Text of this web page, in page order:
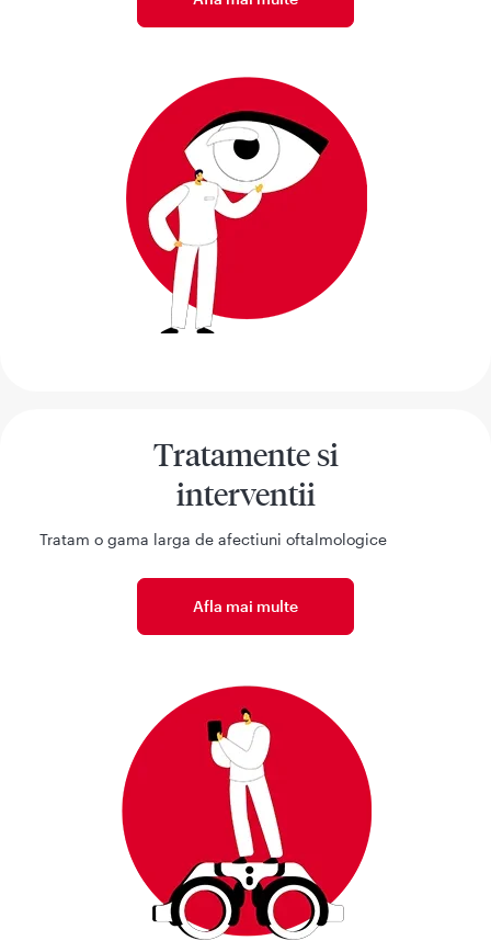
Tratamente si
interventii
Tratam o gama larga de afectiuni oftalmologice
Afla mai multe